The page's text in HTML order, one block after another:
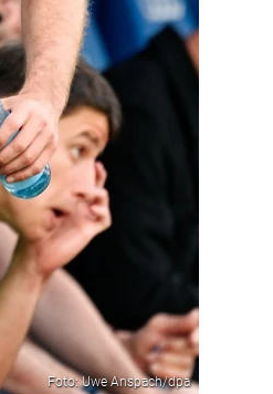
Foto: Uwe Anspach/dpa